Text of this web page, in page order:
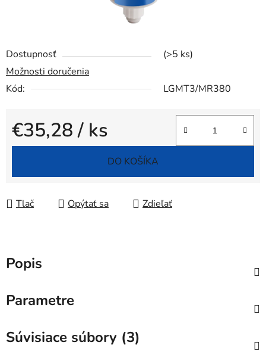
Dostupnosť
(>5 ks)
Možnosti doručenia
Kód:
LGMT3/MR380
€35,28/ ks
Jednotková cena:
DO KOŠÍKA
Tlač Opýtať sa Zdieľať
Popis
Parametre
Súvisiace súbory (3)